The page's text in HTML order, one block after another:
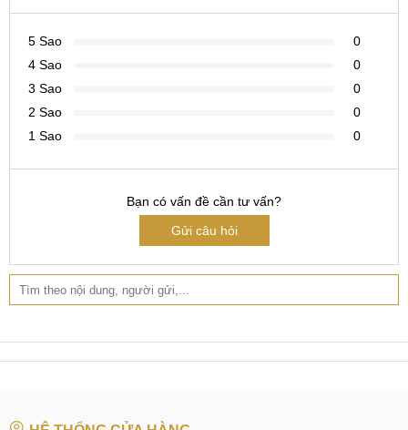
5 Sao
0
4 Sao
0
3 Sao
0
2 Sao
0
1 Sao
0
Bạn có vấn đề cần tư vấn?
Gửi câu hỏi